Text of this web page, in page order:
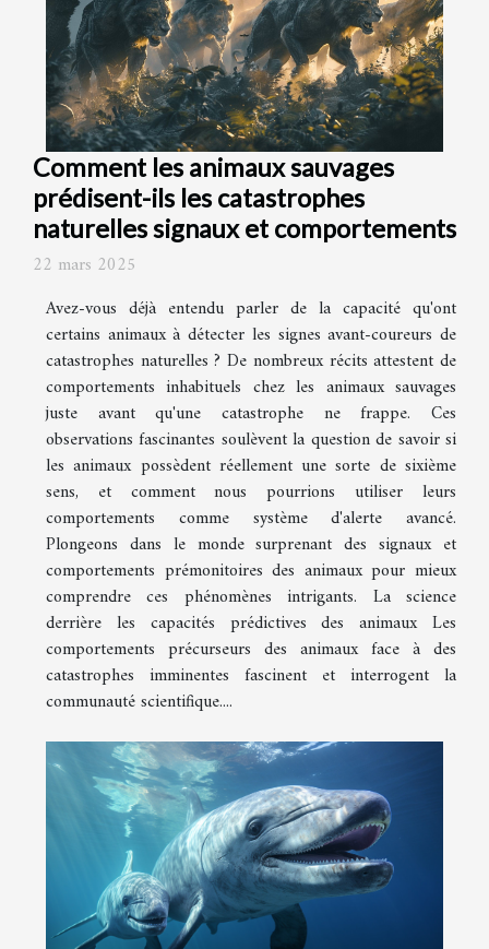
Comment les animaux sauvages
prédisent-ils les catastrophes
naturelles signaux et comportements
22 mars 2025
Avez-vous déjà entendu parler de la capacité qu'ont
certains animaux à détecter les signes avant-coureurs de
catastrophes naturelles ? De nombreux récits attestent de
comportements inhabituels chez les animaux sauvages
juste avant qu'une catastrophe ne frappe. Ces
observations fascinantes soulèvent la question de savoir si
les animaux possèdent réellement une sorte de sixième
sens, et comment nous pourrions utiliser leurs
comportements comme système d'alerte avancé.
Plongeons dans le monde surprenant des signaux et
comportements prémonitoires des animaux pour mieux
comprendre ces phénomènes intrigants. La science
derrière les capacités prédictives des animaux Les
comportements précurseurs des animaux face à des
catastrophes imminentes fascinent et interrogent la
communauté scientifique....